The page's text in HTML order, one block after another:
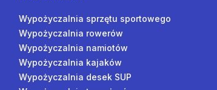
Wypożyczalnia sprzętu sportowego
Wypożyczalnia rowerów
Wypożyczalnia namiotów
Wypożyczalnia kajaków
Wypożyczalnia desek SUP